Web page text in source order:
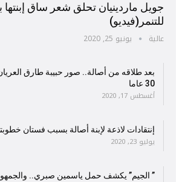
جويل ماردينيان تحلق شعر ساق إبنتها
للتنمر(فيديو)
عالية يونيو 25, 2020
بعد طلاقه من أصالة.. صور حبيبة طارق
30 عاما
أغسطس 17, 2020
إنتقادات لاذعة لإبنة أصالة بسبب فستان
يوليو 23, 2020
” الجيم” يكشف حمل ياسمين صبري..